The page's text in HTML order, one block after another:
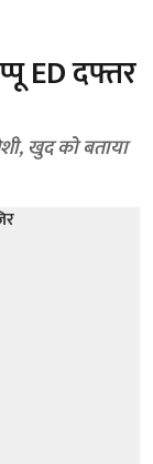
ED दफ्तर
खुद को बताया